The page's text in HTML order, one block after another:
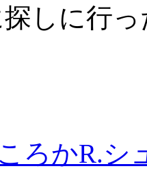
しに行
ろかR.シ